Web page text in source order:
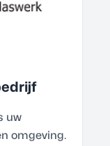
uw
omgeving.